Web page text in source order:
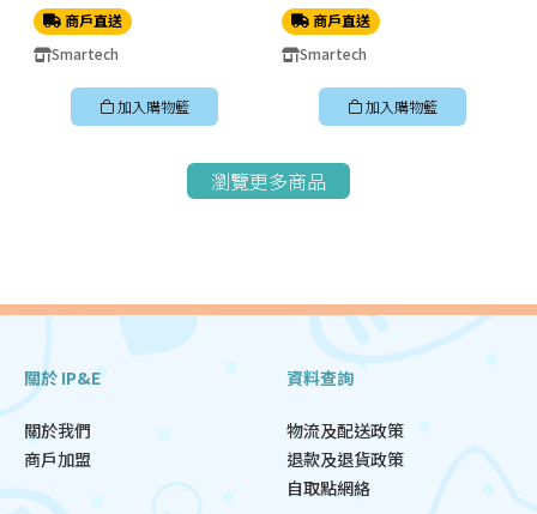
商戶直送
Smartech
加入購物籃
商戶直送
Smartech
加入購物籃
瀏覽更多商品
關於 IP&E
關於我們
商戶加盟
資料查詢
物流及配送政策
退款及退貨政策
自取點網絡